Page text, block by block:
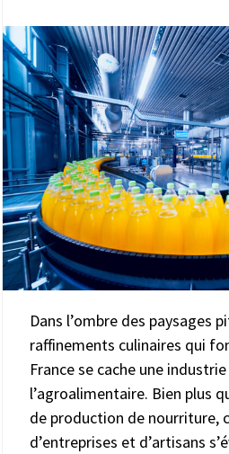
Dans l’ombre des paysages
raffinements culinaires qui
France se cache une
l’agroalimentaire. Bien plus
de production de nourriture,
d’entreprises et d’artisans